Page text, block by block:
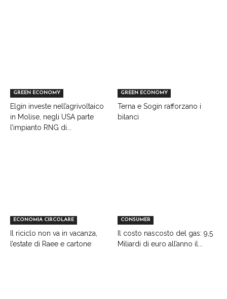
GREEN ECONOMY
Elgin investe nell’agrivoltaico
in Molise, negli USA parte
l’impianto RNG di...
GREEN ECONOMY
Terna e Sogin rafforzano i
bilanci
ECONOMIA CIRCOLARE
Il riciclo non va in vacanza,
l’estate di Raee e cartone
CONSUMER
Il costo nascosto del gas: 9,5
Miliardi di euro all’anno il...